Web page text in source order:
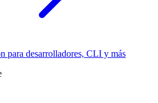
para desarrolladores, CLI y más